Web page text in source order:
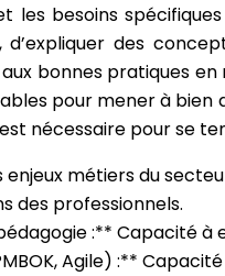
les besoins
d’expliquer des
bonnes pratiques
pour mener à bien
nécessaire pour se
métiers du
des professionnels.
:** Capacité à
Agile) :**